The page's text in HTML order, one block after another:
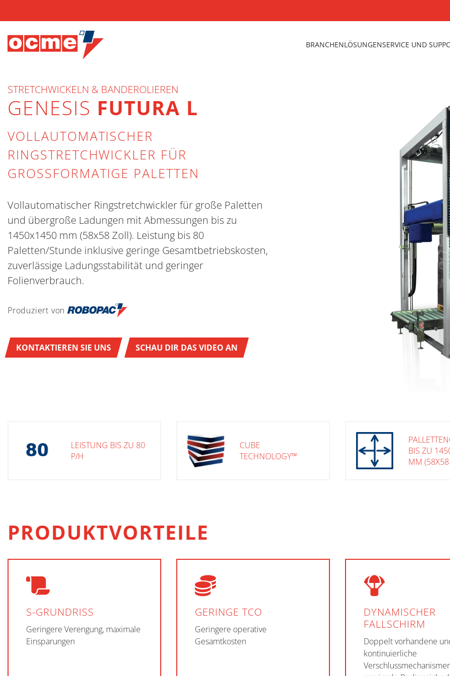
BRANCHENLÖSUNGENSERVICE UND
STRETCHWICKELN & BANDEROLIEREN
GENESIS FUTURA L
VOLLAUTOMATISCHER
RINGSTRETCHWICKLER FÜR
GROSSFORMATIGE PALETTEN
Vollautomatischer Ringstretchwickler für große Paletten
und übergroße Ladungen mit Abmessungen bis zu
1450x1450 mm (58x58 Zoll). Leistung bis 80
Paletten/Stunde inklusive geringe Gesamtbetriebskosten,
zuverlässige Ladungsstabilität und geringer
Folienverbrauch.
Produziert von
KONTAKTIEREN SIE UNS SCHAU DIR DAS VIDEO AN
LEISTUNG BIS ZU 80
P/H
CUBE
TECHNOLOGY™
BIS ZU
MM
PRODUKTVORTEILE
S-GRUNDRISS
Geringere Verengung, maximale
Einsparungen
GERINGE TCO
Geringere operative
Gesamtkosten
DYNAMISCHER
FALLSCHIRM
Doppelt vorhandene
kontinuierliche